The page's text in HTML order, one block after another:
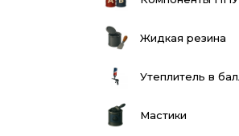
Жидкая резина
Утеплитель в
Мастики